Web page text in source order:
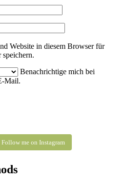
Website in diesem Browser für
speichern.
Benachrichtige mich bei
Mail.
Follow me on Instagram